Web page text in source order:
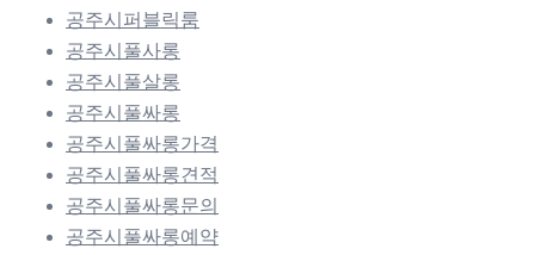
공주시퍼블릭룸
공주시풀사롱
공주시풀살롱
공주시풀싸롱
공주시풀싸롱가격
공주시풀싸롱견적
공주시풀싸롱문의
공주시풀싸롱예약